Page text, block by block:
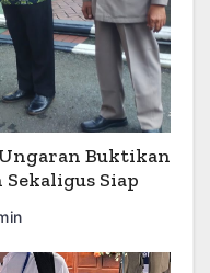
Buktikan
Siap